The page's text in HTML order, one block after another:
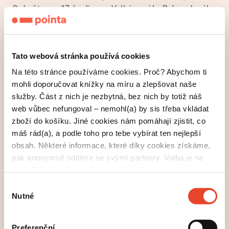
Tato webová stránka používá cookies
Na této stránce používáme cookies. Proč? Abychom ti
mohli doporučovat knížky na míru a zlepšovat naše
služby. Část z nich je nezbytná, bez nich by totiž náš
web vůbec nefungoval – nemohl(a) by sis třeba vkládat
zboží do košíku. Jiné cookies nám pomáhají zjistit, co
máš rád(a), a podle toho pro tebe vybírat ten nejlepší
obsah. Některé informace, které díky cookies získáme,
pak anonymně sdílíme se svými partnery. Volba je na
souhlasu
Nutné
9. května v 17 hodin ve Velkém sále Průmyslového
paláce na Světě knihy.
Čtvrtníček, Plesl, nebo Stránský? Bebarová,
Maciuchová, či Medvecká? Seniorská love story,
anebo tragédie polární expedice? Ti všichni mohou
uspět v soutěži o nejlepší audioknihy roku 2018,
Tradičně rozhodovala odborná porota, jež tentokrát
z 94 přihlášených titulů od 22
komik Petr Čtvrtníček v kategoriích jednohlasá